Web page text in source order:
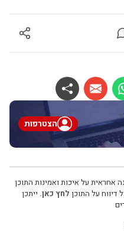
הצטרפות
אחראית על איכות ואמינות התוכן
דיווח על התוכן לחץ כאן. ייתכן